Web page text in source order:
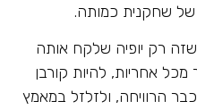
שחקנית כמותה.
רק יופיה שלקח אותה
אחריות, להיות קורבן
הרוויחה, ולזלזל במאמץ